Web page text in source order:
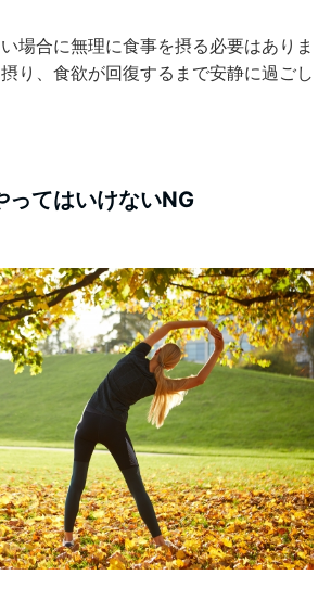
場合に無理に食事を摂る必要はありま
り、食欲が回復するまで安静に過ごし
ってはいけないNG